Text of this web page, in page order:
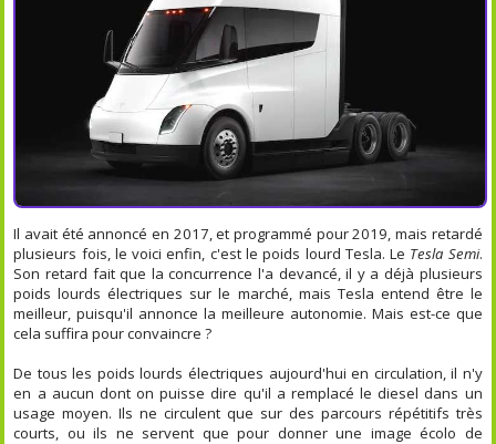
Il avait été annoncé en 2017, et programmé pour 2019, mais retardé
plusieurs fois, le voici enfin, c'est le poids lourd Tesla. Le Tesla Semi.
Son retard fait que la concurrence l'a devancé, il y a déjà plusieurs
poids lourds électriques sur le marché, mais Tesla entend être le
meilleur, puisqu'il annonce la meilleure autonomie. Mais est-ce que
cela suffira pour convaincre ?
De tous les poids lourds électriques aujourd'hui en circulation, il n'y
en a aucun dont on puisse dire qu'il a remplacé le diesel dans un
usage moyen. Ils ne circulent que sur des parcours répétitifs très
courts, ou ils ne servent que pour donner une image écolo de